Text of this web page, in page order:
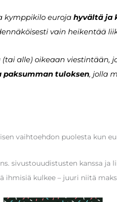
kymppikilo euroja hyvältä ja
vain heikentää
alle) oikeaan viestintään,
tuloksen, jolla
vaihtoehdon puolesta kun
sivustouudistusten kanssa
ihmisiä kulkee – juuri niitä